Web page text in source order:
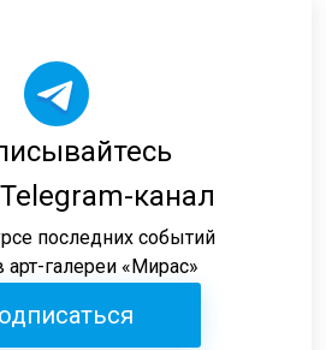
канал
последних событий
арт-галереи «Мирас»